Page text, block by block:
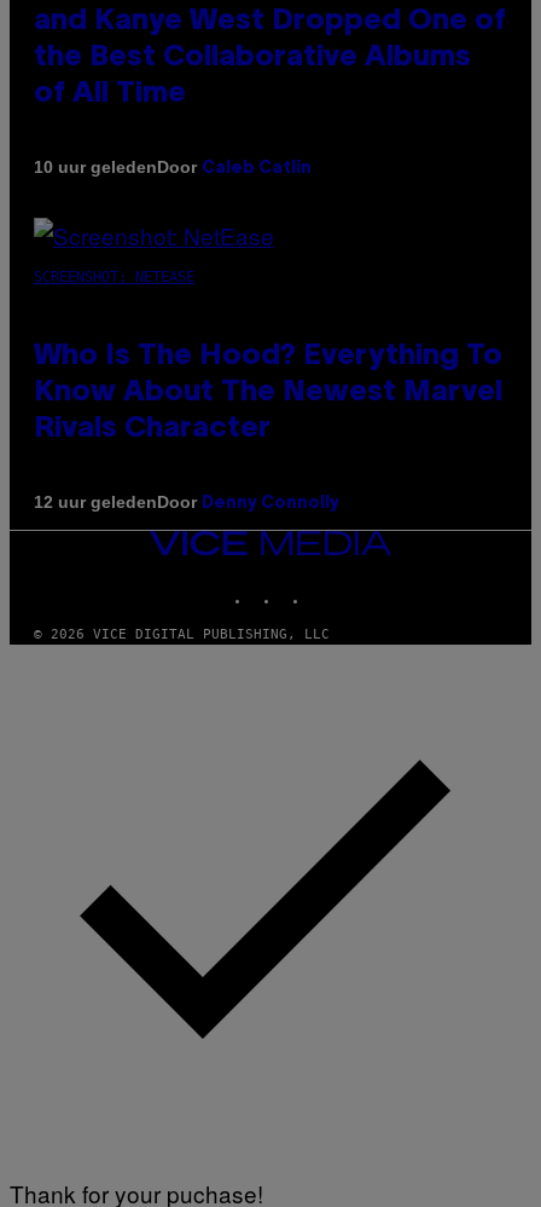
and Kanye West Dropped One of
the Best Collaborative Albums
of All Time
10 uur geledenDoor Caleb Catlin
SCREENSHOT: NETEASE
Who Is The Hood? Everything To
Know About The Newest Marvel
Rivals Character
12 uur geledenDoor Denny Connolly
VICE
MEDIA
© 2026 VICE DIGITAL PUBLISHING, LLC
Thank for your puchase!